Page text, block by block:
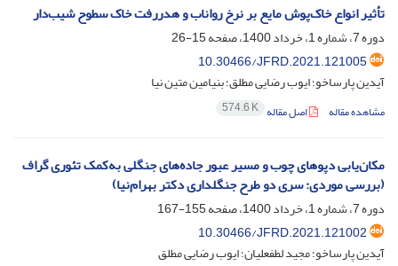
تأثیر انواع خاک‌پوش مایع بر نرخ رواناب و هدررفت خاک سطوح شیب‌دار
دوره 7، شماره 1، خرداد 1400، صفحه
15-26
10.30466/JFRD.2021.121005
آیدین پارساخو؛ ایوب رضایی مطلق؛ بنیامین متین نیا
مشاهده مقاله اصل مقاله 574.6 K
مکان‌یابی دپوهای چوب و مسیر عبور جاده‌های جنگلی به‌کمک تئوری گراف
‏(بررسی موردی: سری دو طرح جنگلداری دکتر بهرام‌نیا)‏
دوره 7، شماره 1، خرداد 1400، صفحه
155-167
10.30466/JFRD.2021.121002
آیدین پارساخو؛ مجید لطفعلیان؛ ایوب رضایی مطلق